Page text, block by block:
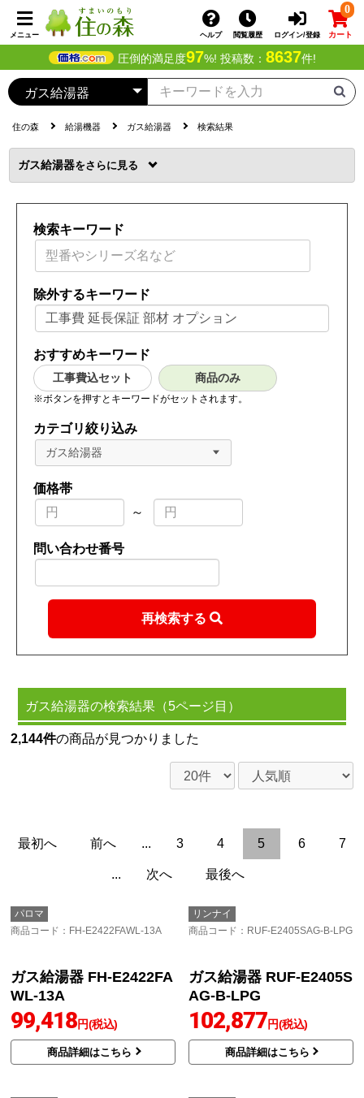
メニュー ヘルプ 閲覧履歴 ログイン/登録
0
カート
圧倒的満足度97%! 投稿数： 8637件!
住の森 給湯機器 ガス給湯器 検索結果
ガス給湯器を
検索キーワード
除外するキーワード
おすすめキーワード
工事費込セット 商品のみ
※ボタンを押すとキーワードがセットされます。
カテゴリ絞り込み
ガス給湯器
価格帯
～
問い合わせ番号
再検索する
ガス給湯器の検索結果（5ページ目）
2,144件の商品が見つかりました
最初へ 前へ ... 3 4 5 6 7
... 次へ 最後へ
パロマ
商品コード ：FH-E2422FAWL-13A
ガス給湯器 FH-E2422FA
WL-13A
99,418円(税込)
商品詳細はこちら
リンナイ
商品コード ：RUF-E2405SAG-B-LPG